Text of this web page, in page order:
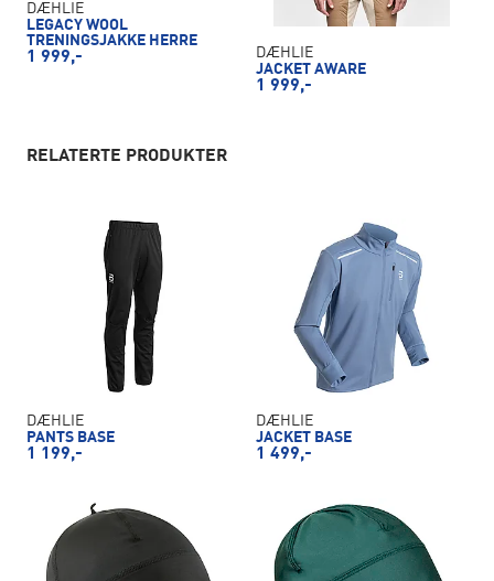
DÆHLIE
LEGACY WOOL
TRENINGSJAKKE HERRE
1 999,-
DÆHLIE
JACKET AWARE
1 999,-
RELATERTE PRODUKTER
DÆHLIE
PANTS BASE
1 199,-
DÆHLIE
JACKET BASE
1 499,-